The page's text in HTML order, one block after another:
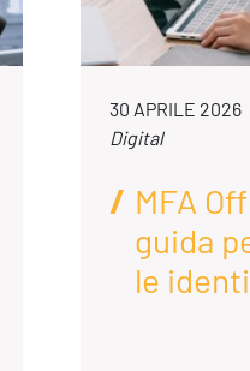
30 APRILE 2026
Digital
MFA
guida
le